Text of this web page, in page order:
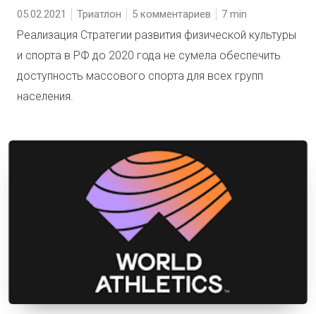
05.02.2021 Триатлон 5 комментариев 7
Реализация Стратегии развития физической культуры
и спорта в РФ до 2020 года не сумела обеспечить
доступность массового спорта для всех групп
населения.